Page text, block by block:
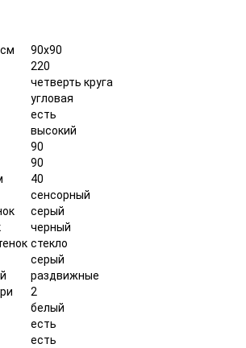
90x90
220
четверть круга
угловая
есть
высокий
90
90
40
сенсорный
серый
черный
стекло
серый
раздвижные
2
белый
есть
есть